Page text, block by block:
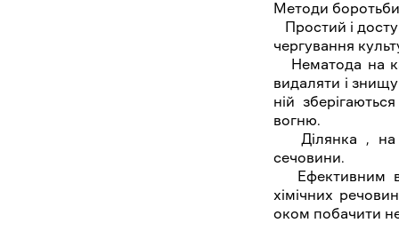
Методи
Простий і
чергування
Нематода на
видаляти і
ній
вогню.
Ділянка , на
сечовини.
Ефективним
хімічних
оком побачити